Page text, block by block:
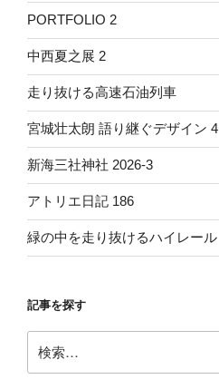
PORTFOLIO 2
中西夏之展 2
走り抜ける高速石油列車
宮城壮太朗 語り継ぐデザイン 4
新海三社神社 2026-3
アトリエ日記 186
緑の中を走り抜けるハイレール
記事を探す
索: